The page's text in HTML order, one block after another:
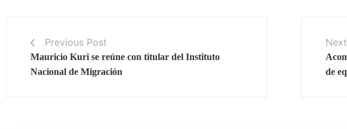
Previous Post
Mauricio Kuri se reúne con titular del Instituto
Nacional de Migración
de